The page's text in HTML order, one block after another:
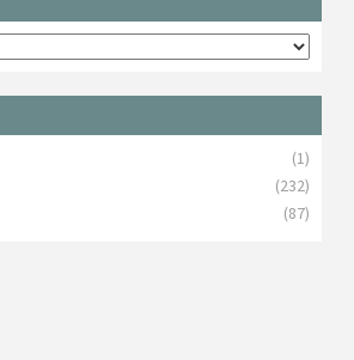
(1)
(232)
(87)